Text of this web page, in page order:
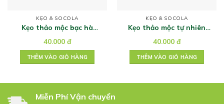
KẸO & SOCOLA
Kẹo thảo mộc bạc hà
Ricola 40g
40.000 đ
THÊM VÀO GIỎ HÀNG
KẸO & SOCOLA
Kẹo thảo mộc tự nhiên
40.000 đ
THÊM VÀO GIỎ HÀNG
Miễn Phí Vận chuyển